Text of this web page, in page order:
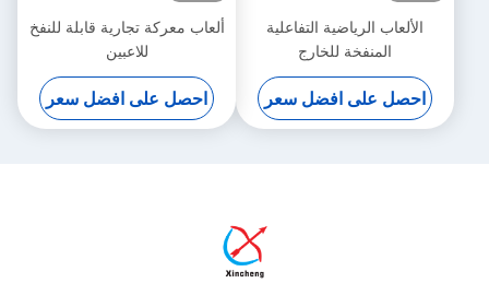
الألعاب الرياضية التفاعلية
المنفخة للخارج
احصل على افضل سعر
ألعاب معركة تجارية قابلة للنفخ
للاعبين
احصل على افضل سعر